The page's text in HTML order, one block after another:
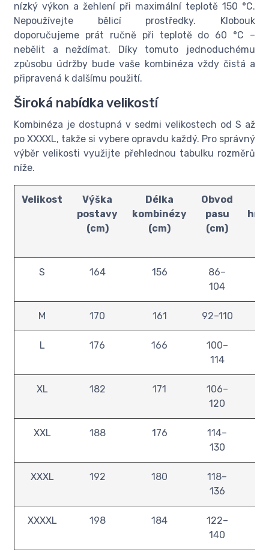
nízký výkon a žehlení při maximální teplotě 150 °C.
Nepoužívejte bělicí prostředky. Klobouk
doporučujeme prát ručně při teplotě do 60 °C –
nebělit a neždímat. Díky tomuto jednoduchému
způsobu údržby bude vaše kombinéza vždy čistá a
připravená k dalšímu použití.
Široká nabídka velikostí
Kombinéza je dostupná v sedmi velikostech od S až
po XXXXL, takže si vybere opravdu každý. Pro správný
výběr velikosti využijte přehlednou tabulku rozměrů
níže.
Velikost
Výška
postavy
(cm)
Délka
kombinézy
(cm)
Obvod
pasu
(cm)
S 164 156
86–
104
M 170 161 92–110
L 176 166
100–
114
XL 182 171
106–
120
XXL 188 176
114–
130
XXXL 192 180
118–
136
XXXXL 198 184
122–
140